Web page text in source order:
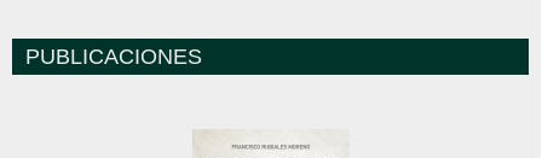
PUBLICACIONES